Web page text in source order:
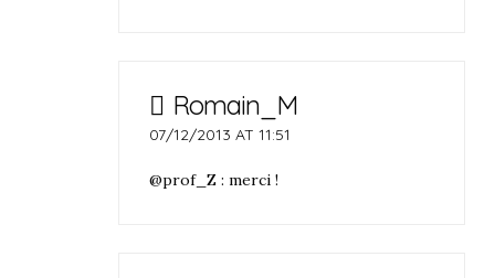
Romain_M
07/12/2013 AT 11:51
@prof_Z : merci !